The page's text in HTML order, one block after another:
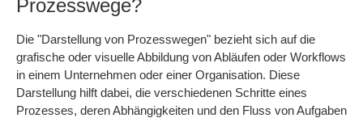
Prozesswege?
Die "Darstellung von Prozesswegen" bezieht sich auf die
grafische oder visuelle Abbildung von Abläufen oder Workflows
in einem Unternehmen oder einer Organisation. Diese
Darstellung hilft dabei, die verschiedenen Schritte eines
Prozesses, deren Abhängigkeiten und den Fluss von Aufgaben